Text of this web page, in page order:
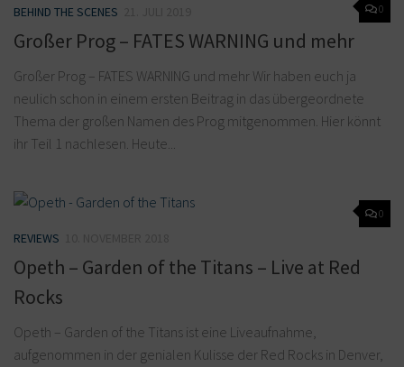
0
BEHIND THE SCENES
Großer Prog – FATES WARNING und mehr
Großer Prog – FATES WARNING und mehr Wir haben euch ja
neulich schon in einem ersten Beitrag in das übergeordnete
Thema der großen Namen des Prog mitgenommen. Hier könnt
ihr Teil 1 nachlesen. Heute...
0
REVIEWS
Opeth – Garden of the Titans – Live at Red
Rocks
Opeth – Garden of the Titans ist eine Liveaufnahme,
aufgenommen in der genialen Kulisse der Red Rocks in Denver,